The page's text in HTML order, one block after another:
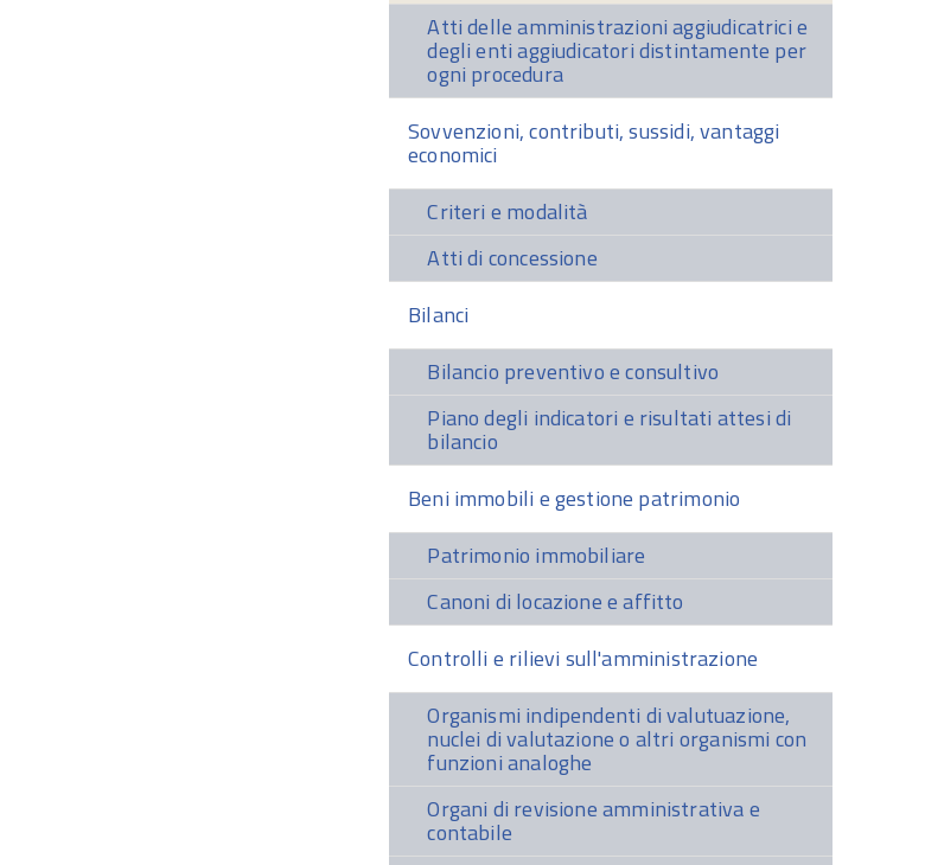
Atti delle amministrazioni aggiudicatrici e
degli enti aggiudicatori distintamente per
ogni procedura
Sovvenzioni, contributi, sussidi, vantaggi
economici
Criteri e modalità
Atti di concessione
Bilanci
Bilancio preventivo e consultivo
Piano degli indicatori e risultati attesi di
bilancio
Beni immobili e gestione patrimonio
Patrimonio immobiliare
Canoni di locazione e affitto
Controlli e rilievi sull'amministrazione
Organismi indipendenti di valutuazione,
nuclei di valutazione o altri organismi con
funzioni analoghe
Organi di revisione amministrativa e
contabile